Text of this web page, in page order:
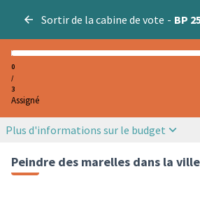
Sortir de la cabine de vote - BP
0
/
3
Assigné
Plus d'informations sur le budget
Peindre des marelles dans la ville